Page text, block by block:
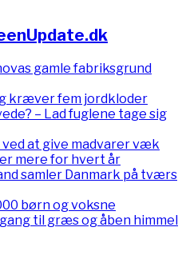
gamle fabriksgrund
kræver fem jordkloder
– Lad fuglene tage sig
at give madvarer væk
mere for hvert år
samler Danmark på tværs
børn og voksne
til græs og åben himmel